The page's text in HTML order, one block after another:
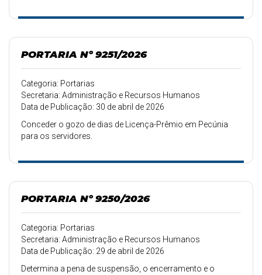
PORTARIA Nº 9251/2026
Categoria: Portarias
Secretaria: Administração e Recursos Humanos
Data de Publicação: 30 de abril de 2026
Conceder o gozo de dias de Licença-Prêmio em Pecúnia
para os servidores.
PORTARIA Nº 9250/2026
Categoria: Portarias
Secretaria: Administração e Recursos Humanos
Data de Publicação: 29 de abril de 2026
Determina a pena de suspensão, o encerramento e o